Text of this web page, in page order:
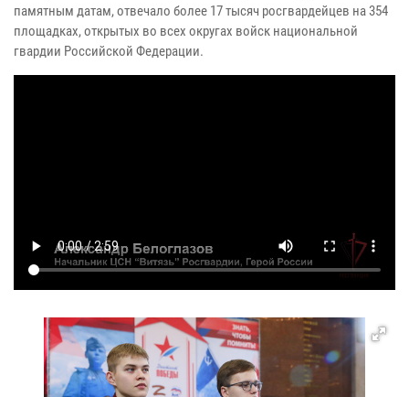
памятным датам, отвечало более 17 тысяч росгвардейцев на 354
площадках, открытых во всех округах войск национальной
гвардии Российской Федерации.